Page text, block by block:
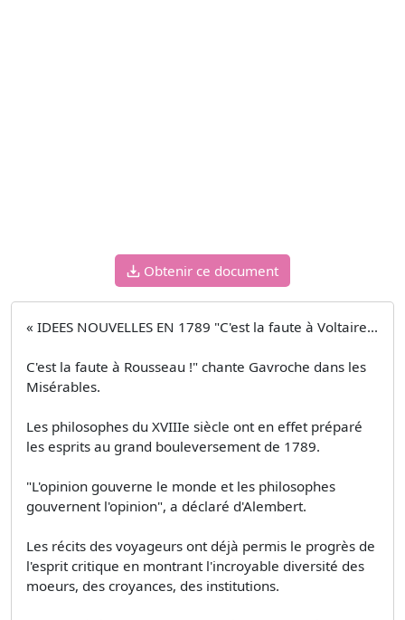
Obtenir ce document
« IDEES NOUVELLES EN 1789 "C'est la faute à Voltaire...
C'est la faute à Rousseau !" chante Gavroche dans les
Misérables.
Les philosophes du XVIIIe siècle ont en effet préparé
les esprits au grand bouleversement de 1789.
"L'opinion gouverne le monde et les philosophes
gouvernent l'opinion", a déclaré d'Alembert.
Les récits des voyageurs ont déjà permis le progrès de
l'esprit critique en montrant l'incroyable diversité des
moeurs, des croyances, des institutions.